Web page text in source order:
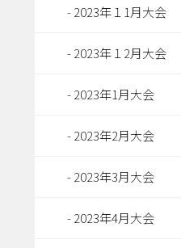
2023年１1月大会
2023年１2月大会
2023年1月大会
2023年2月大会
2023年3月大会
2023年4月大会